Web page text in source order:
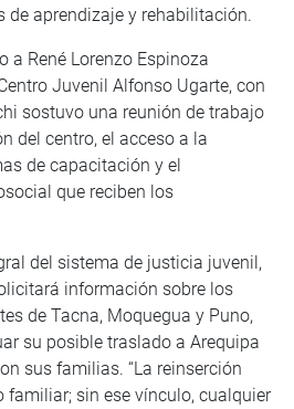
de aprendizaje y rehabilitación.
a René Lorenzo Espinoza
Juvenil Alfonso Ugarte, con
sostuvo una reunión de trabajo
del centro, el acceso a la
de capacitación y el
que reciben los
del sistema de justicia juvenil,
información sobre los
de Tacna, Moquegua y Puno,
su posible traslado a Arequipa
sus familias. “La reinserción
familiar; sin ese vínculo, cualquier